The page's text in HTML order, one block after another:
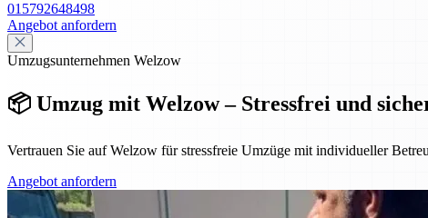
015792648498
Angebot anfordern
Umzugsunternehmen Welzow
📦 Umzug mit Welzow – Stressfrei und
Vertrauen Sie auf Welzow für stressfreie Umzüge mit individueller
Angebot anfordern